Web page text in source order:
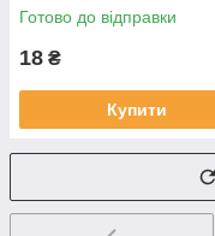
Готово до відправки
18 ₴
Купити